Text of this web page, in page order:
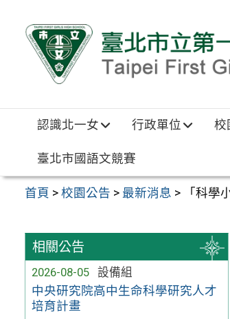
認識北一女 行政單位 校
臺北市國語文競賽
首頁 >校園公告 > 最新消息 > 「科學
相關公告
2026-08-05
設備組
中央研究院高中生命科學研究人才
培育計畫